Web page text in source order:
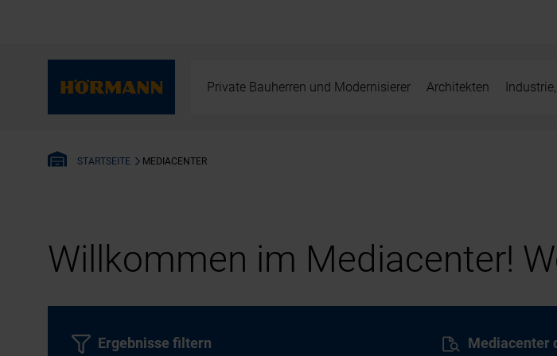
Private Bauherren und Modernisierer Architekten
STARTSEITE MEDIACENTER
Willkommen im Mediacenter!
Mediacenter
Ergebnisse filtern